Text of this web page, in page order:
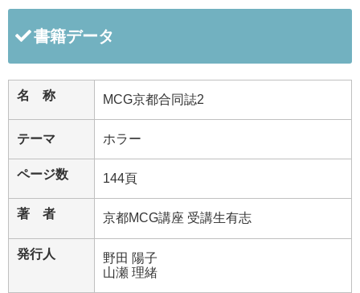
書籍データ
名 称 MCG京都合同誌2
テーマ ホラー
ページ数 144頁
著 者 京都MCG講座 受講生有志
発行人
野田 陽子
山瀬 理緒